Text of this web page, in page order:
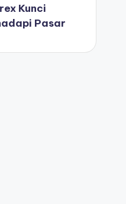
Kunci
Pasar